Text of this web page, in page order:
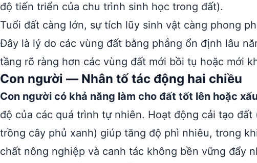
độ tiến triển của chu trình sinh học trong đất).
Tuổi đất càng lớn, sự tích lũy sinh vật càng phong
Đây là lý do các vùng đất bằng phẳng ổn định lâu
tầng rõ ràng hơn các vùng đất mới bồi tụ hoặc mới
Con người — Nhân tố tác động hai chiều
Con người có khả năng làm cho đất tốt lên hoặc
độ của các quá trình tự nhiên. Hoạt động cải tạo
trồng cây phủ xanh) giúp tăng độ phì nhiêu, trong
chất nông nghiệp và canh tác không bền vững đẩy